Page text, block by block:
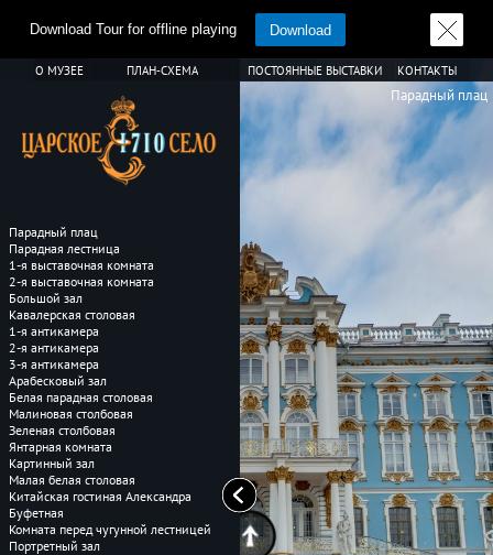
Download Tour for offline playing Download
Парадный плац
Парадный плац
Парадная лестница
1-я выставочная комната
2-я выставочная комната
Большой зал
Кавалерская столовая
1-я антикамера
2-я антикамера
3-я антикамера
Арабесковый зал
Белая парадная столовая
Малиновая столбовая
Зеленая столбовая
Янтарная комната
Картинный зал
Малая белая столовая
Китайская гостиная Александра
Буфетная
Комната перед чугунной лестницей
Портретный зал
О МУЗЕЕ ПЛАН-СХЕМА ПОСТОЯННЫЕ ВЫСТАВКИ КОНТАКТЫ